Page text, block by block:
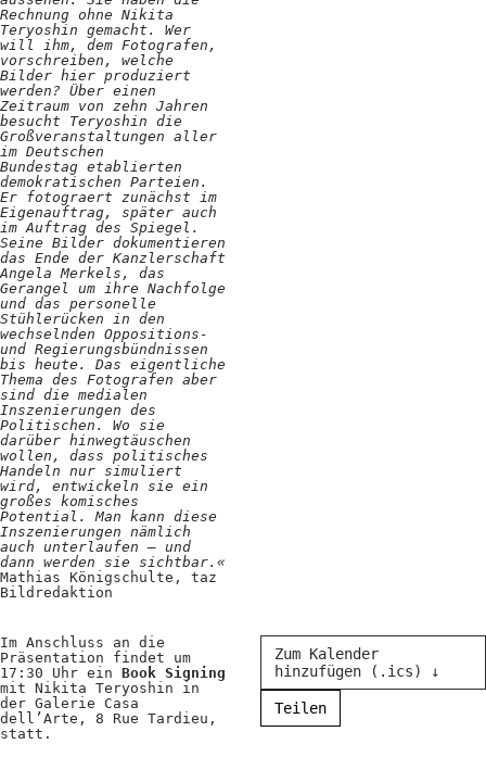
Rechnung ohne Nikita
Teryoshin gemacht. Wer
will ihm, dem Fotografen,
vorschreiben, welche
Bilder hier produziert
werden? Über einen
Zeitraum von zehn Jahren
besucht Teryoshin die
Großveranstaltungen aller
im Deutschen
Bundestag etablierten
demokratischen Parteien.
Er fotograert zunächst im
Eigenauftrag, später auch
im Auftrag des Spiegel.
Seine Bilder dokumentieren
das Ende der Kanzlerschaft
Angela Merkels, das
Gerangel um ihre Nachfolge
und das personelle
Stühlerücken in den
wechselnden Oppositions-
und Regierungsbündnissen
bis heute. Das eigentliche
Thema des Fotografen aber
sind die medialen
Inszenierungen des
Politischen. Wo sie
darüber hinwegtäuschen
wollen, dass politisches
Handeln nur simuliert
wird, entwickeln sie ein
großes komisches
Potential. Man kann diese
Inszenierungen nämlich
auch unterlaufen – und
dann werden sie sichtbar.«
Mathias Königschulte, taz
Bildredaktion
Im Anschluss an die
Präsentation findet um
17:30 Uhr ein Book Signing
mit Nikita Teryoshin in
der Galerie Casa
dell’Arte, 8 Rue Tardieu,
statt.
Zum Kalender
hinzufügen (.ics) ↓
Teilen